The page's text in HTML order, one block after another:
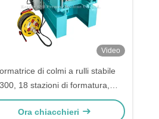
Video
di colmi a rulli stabile
300, 18 stazioni di formatura,
PLC e taglio idraulico
Ora chiacchieri